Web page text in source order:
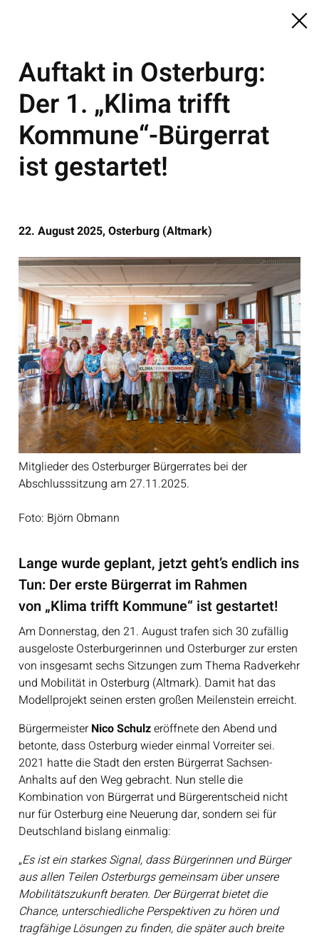
Auftakt in Osterburg:
Der 1. „Klima trifft
Kommune“-Bürgerrat
ist gestartet!
22. August 2025, Osterburg (Altmark)
Mitglieder des Osterburger Bürgerrates bei der
Abschlusssitzung am 27.11.2025.
Foto: Björn Obmann
Lange wurde geplant, jetzt geht’s endlich ins
Tun: Der erste Bürgerrat im Rahmen
von „Klima trifft Kommune“ ist gestartet!
Am Donnerstag, den 21. August trafen sich 30 zufällig
ausgeloste Osterburgerinnen und Osterburger zur ersten
von insgesamt sechs Sitzungen zum Thema Radverkehr
und Mobilität in Osterburg (Altmark). Damit hat das
Modellprojekt seinen ersten großen Meilenstein erreicht.
Bürgermeister Nico Schulzeröffnete den Abend und
betonte, dass Osterburg wieder einmal Vorreiter sei.
2021 hatte die Stadt den ersten Bürgerrat Sachsen-
Anhalts auf den Weg gebracht. Nun stelle die
Kombination von Bürgerrat und Bürgerentscheid nicht
nur für Osterburg eine Neuerung dar, sondern sei für
Deutschland bislang einmalig:
„Es ist ein starkes Signal, dass Bürgerinnen und Bürger
aus allen Teilen Osterburgs gemeinsam über unsere
Mobilitätszukunft beraten. Der Bürgerrat bietet die
Chance, unterschiedliche Perspektiven zu hören und
tragfähige Lösungen zu finden, die später auch breite